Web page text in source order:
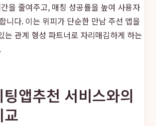
을 줄여주고, 매칭 성공률을 높여 사용자
니다. 이는 위피가 단순한 만남 주선 앱을
는 관계 형성 파트너로 자리매김하게 하는
앱추천 서비스와의